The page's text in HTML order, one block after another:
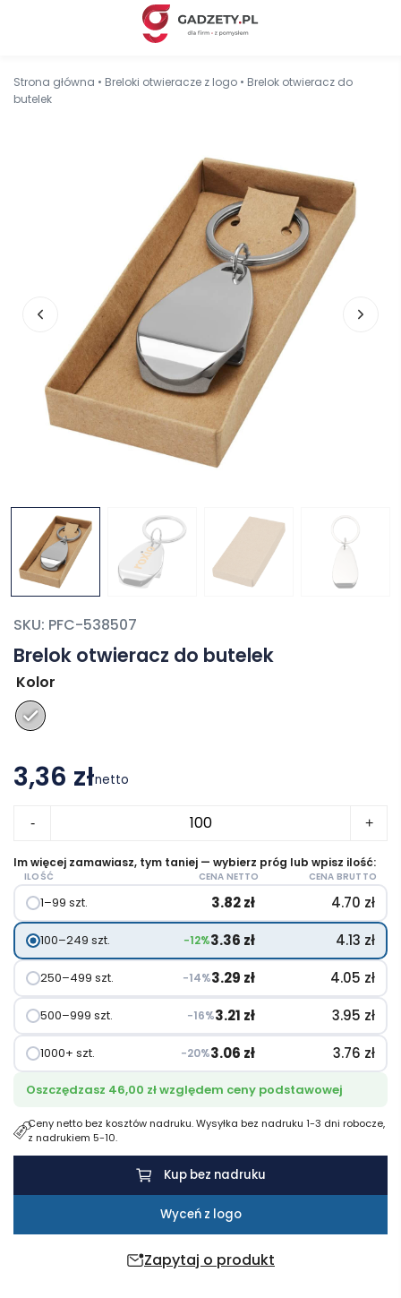
Strona główna • Breloki otwieracze z logo • Brelok otwieracz do
butelek
Brelok otwieracz do butelek
SKU: PFC-538507
Kolor
3,36 złnetto
-
otwieracz
do
butelek
+
Zapytaj o produkt
Im więcej zamawiasz, tym taniej — wybierz próg lub wpisz ilość:
ILOŚĆ CENA NETTO CENA BRUTTO
1–99 szt. 3.82zł 4.70 zł
100–249 szt. −12%3.36 zł 4.13 zł
250–499 szt. −14%3.29 zł 4.05 zł
500–999 szt. −16%3.21 zł 3.95 zł
1000+ szt. −20%3.06 zł 3.76 zł
Oszczędzasz 46,00 zł względem ceny podstawowej
Ceny netto bez kosztów nadruku. Wysyłka bez nadruku 1-3 dni robocze,
z nadrukiem 5-10.
Kup bez nadruku
Wyceń z logo